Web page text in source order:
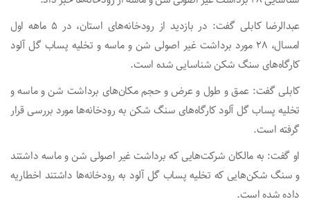
عبدالرضا کابلی گفت: در بازدید از رودخانه‌های استان، در ۵ ماهه اول
امسال، ۲۸ مورد برداشت غیر اصولی شن و ماسه و تخلیه پساب گل آلود
کارگاه‌های سنگ شکن شناسایی شده است.
کابلی گفت: عمق و طول و عرض و حجم مکان‌های برداشت شن و ماسه و
تخلیه پساب گل آلود کارگاه‌های سنگ شکن به رودخانه‌ها مورد بررسی قرار
گرفته است.
او گفت: به مالکان شرکت‌هایی که برداشت غیر اصولی شن و ماسه داشتند
و سنگ شکن‌هایی که تخلیه پساب گل آلود به رودخانه‌ها داشتند اخطاریه
داده شده است.